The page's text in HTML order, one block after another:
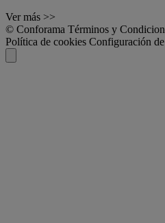
Ver más >>
© Conforama Términos y
Política de cookies Configuración